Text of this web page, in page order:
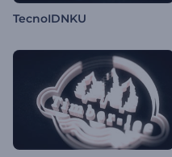
TecnoIDNKU